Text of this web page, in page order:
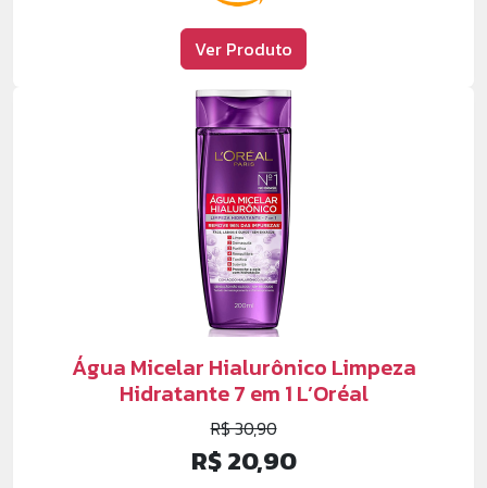
Ver Produto
Água Micelar Hialurônico Limpeza
Hidratante 7 em 1 L’Oréal
R$ 30,90
R$ 20,90